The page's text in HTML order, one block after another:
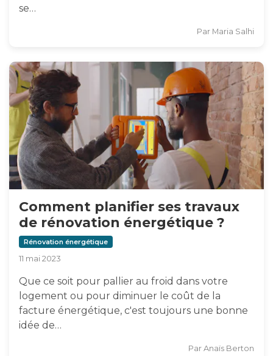
se…
Par Maria Salhi
Comment planifier ses travaux
de rénovation énergétique ?
Rénovation énergétique
11 mai 2023
Que ce soit pour pallier au froid dans votre
logement ou pour diminuer le coût de la
facture énergétique, c'est toujours une bonne
idée de…
Par Anaïs Berton